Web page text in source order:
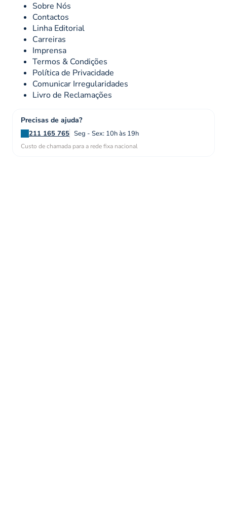
Sobre Nós
Contactos
Linha Editorial
Carreiras
Imprensa
Termos & Condições
Política de Privacidade
Comunicar Irregularidades
Livro de Reclamações
Precisas de ajuda?
211 165 765 Seg - Sex: 10h às 19h
Custo de chamada para a rede fixa nacional